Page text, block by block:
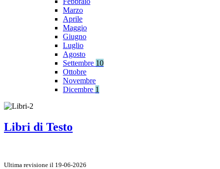
Marzo
Aprile
Maggio
Giugno
Luglio
Agosto
Settembre 10
Ottobre
Novembre
Dicembre 1
Libri di Testo
Ultima revisione il 19-06-2026